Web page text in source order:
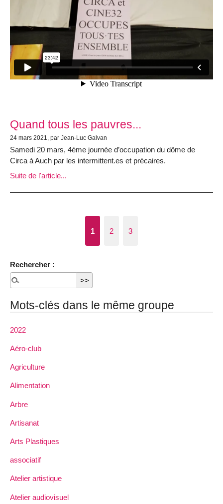
Quand tous les pauvres...
24 mars 2021, par Jean-Luc Galvan
Samedi 20 mars, 4ème journée d’occupation du dôme de
Circa à Auch par les intermittent.es et précaires.
Suite de l'article...
1 2 3
Rechercher :
Mots-clés dans le même groupe
2022
Aéro-club
Agriculture
Alimentation
Arbre
Artisanat
Arts Plastiques
associatif
Atelier artistique
Atelier audiovisuel